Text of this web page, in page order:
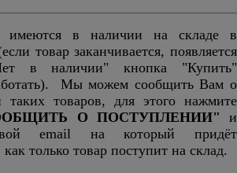
имеются в наличии на складе в
товар заканчивается, появляется
в наличии" кнопка "Купить"
Мы можем сообщить Вам о
таких товаров, для этого нажмите
О ПОСТУПЛЕНИИ" и
email на который придёт
только товар поступит на склад.